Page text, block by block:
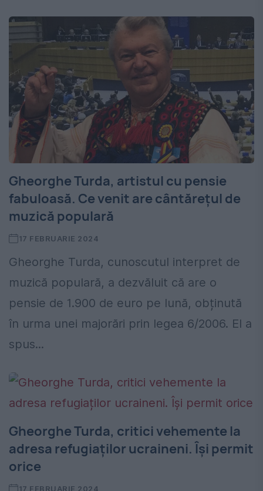
Gheorghe Turda, artistul cu pensie
fabuloasă. Ce venit are cântărețul de
muzică populară
17 FEBRUARIE 2024
Gheorghe Turda, cunoscutul interpret de
muzică populară, a dezvăluit că are o
pensie de 1.900 de euro pe lună, obținută
în urma unei majorări prin legea 6/2006. El a
spus...
Gheorghe Turda, critici vehemente la
adresa refugiaților ucraineni. Își permit
orice
17 FEBRUARIE 2024